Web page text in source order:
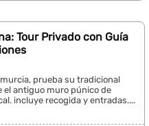
Tour Privado con Guía
prueba su tradicional
el antiguo muro púnico de
incluye recogida y entradas....